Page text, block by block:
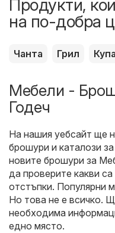
Продукти,
на по-добра
Чанта Грил Купа
Мебели -
Годеч
На нашия уебсайт ще
брошури и каталози за
новите брошури за
да проверите какви
отстъпки. Популярни
Но това не е всичко.
необходима
едно място.